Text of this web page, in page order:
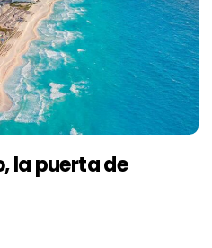
la puerta de